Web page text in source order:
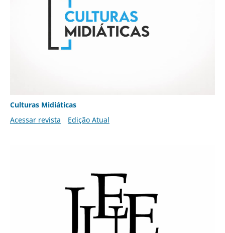
Culturas Midiáticas
Acessar revista
Edição Atual